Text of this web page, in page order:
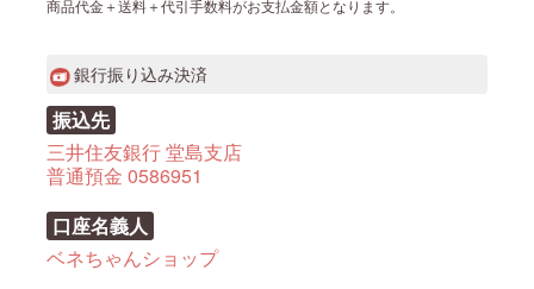
商品代金＋送料＋代引手数料がお支払金額となります。
銀行振り込み決済
振込先
三井住友銀行 堂島支店
普通預金 0586951
口座名義人
ベネちゃんショップ